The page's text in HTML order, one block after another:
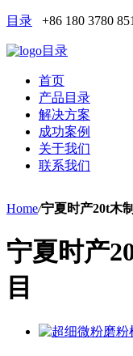
目录 +86 180 3780
目录
首页
产品目录
解决方案
成功案例
关于我们
联系我们
Home/宁夏时产20t木
宁夏时产
目